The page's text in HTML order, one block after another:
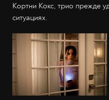
Кортни Кокс, трио прежде
ситуациях.